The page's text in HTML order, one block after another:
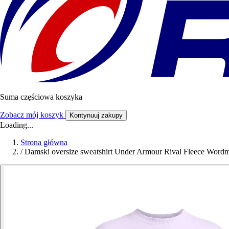
Suma częściowa koszyka
Zobacz mój koszyk Kontynuuj zakupy
Loading...
Strona główna
/ Damski oversize sweatshirt Under Armour Rival Fleece